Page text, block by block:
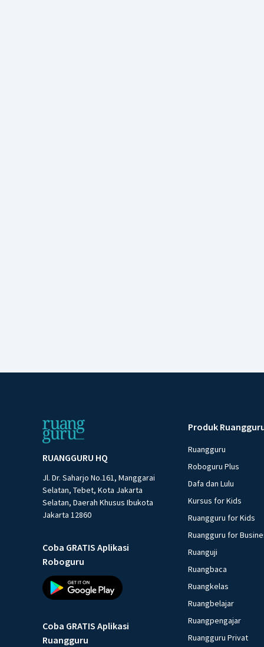
RUANGGURU HQ
Jl. Dr. Saharjo No.161, Manggarai
Selatan, Tebet, Kota Jakarta
Selatan, Daerah Khusus Ibukota
Jakarta 12860
Coba GRATIS Aplikasi
Roboguru
Coba GRATIS Aplikasi
Ruangguru
Produk
Ruangguru
Roboguru Plus
Dafa dan Lulu
Kursus for Kids
Ruangguru for Kids
Ruangguru for
Ruanguji
Ruangbaca
Ruangkelas
Ruangbelajar
Ruangpengajar
Ruangguru Privat